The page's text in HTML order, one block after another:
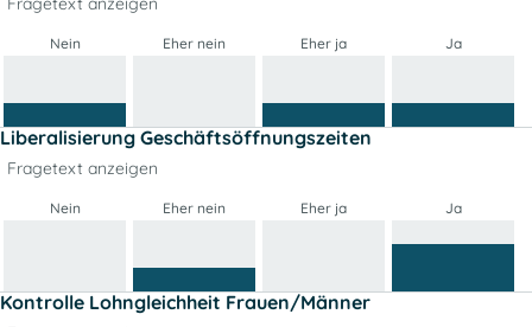
Nein Eher nein Eher ja Ja
Liberalisierung Geschäftsöffnungszeiten
Fragetext anzeigen
Nein Eher nein Eher ja Ja
Kontrolle Lohngleichheit Frauen/Männer